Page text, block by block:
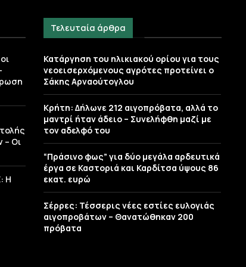
– Οι
H
Τελευταία άρθρα
Κατάργηση του ηλικιακού ορίου για τους
νεοεισερχόμενους αγρότες προτείνει ο
Σάκης Αρναούτογλου
Κρήτη: Δήλωνε 212 αιγοπρόβατα, αλλά το
μαντρί ήταν άδειο – Συνελήφθη μαζί με
τον αδελφό του
“Πράσινο φως” για δύο μεγάλα αρδευτικά
έργα σε Καστοριά και Καρδίτσα ύψους 86
εκατ. ευρώ
Σέρρες: Τέσσερις νέες εστίες ευλογιάς
αιγοπροβάτων – Θανατώθηκαν 200
πρόβατα